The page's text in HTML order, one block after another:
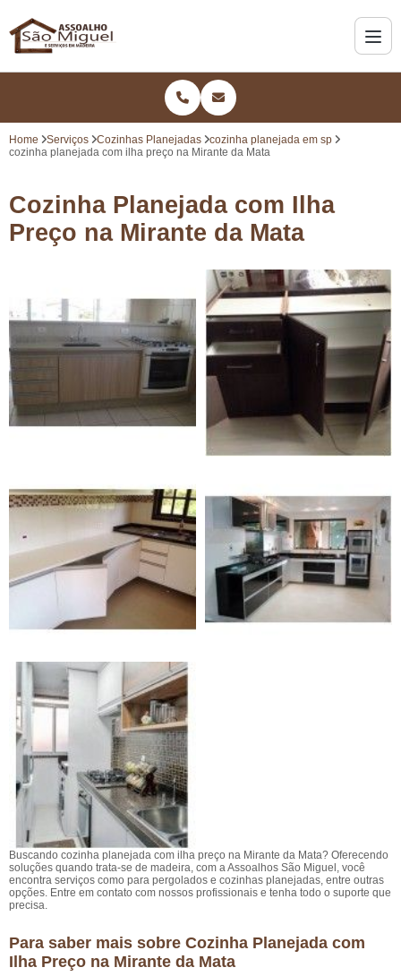
Home Serviços Cozinhas Planejadas
cozinha planejada em sp
cozinha planejada com ilha preço na Mirante da Mata
Cozinha Planejada com Ilha
Preço na Mirante da Mata
Buscando cozinha planejada com ilha preço na Mirante da Mata? Oferecendo
soluções quando trata-se de madeira, com a Assoalhos São Miguel, você
encontra serviços como para pergolados e cozinhas planejadas, entre outras
opções. Entre em contato com nossos profissionais e tenha todo o suporte que
precisa.
Para saber mais sobre Cozinha Planejada com
Ilha Preço na Mirante da Mata